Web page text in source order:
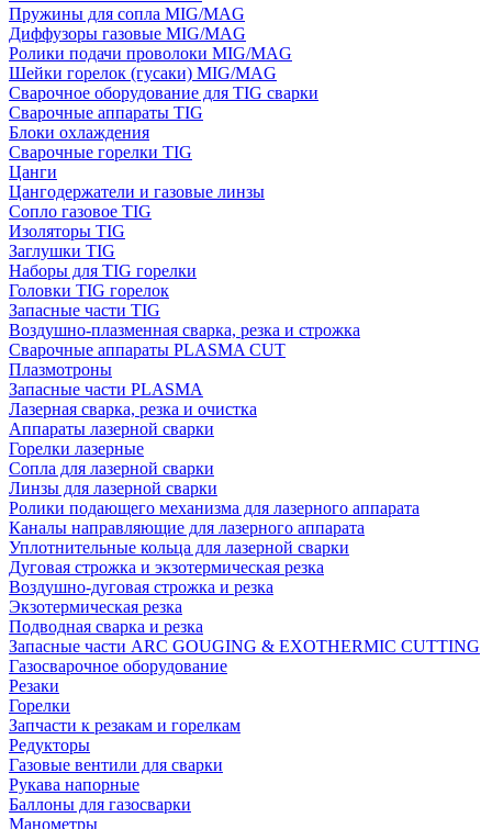
Пружины для сопла MIG/MAG
Диффузоры газовые MIG/MAG
Ролики подачи проволоки MIG/MAG
Шейки горелок (гусаки) MIG/MAG
Сварочное оборудование для TIG сварки
Сварочные аппараты TIG
Блоки охлаждения
Сварочные горелки TIG
Цанги
Цангодержатели и газовые линзы
Сопло газовое TIG
Изоляторы TIG
Заглушки TIG
Наборы для TIG горелки
Головки TIG горелок
Запасные части TIG
Воздушно-плазменная сварка, резка и строжка
Сварочные аппараты PLASMA CUT
Плазмотроны
Запасные части PLASMA
Лазерная сварка, резка и очистка
Аппараты лазерной сварки
Горелки лазерные
Сопла для лазерной сварки
Линзы для лазерной сварки
Ролики подающего механизма для лазерного аппарата
Каналы направляющие для лазерного аппарата
Уплотнительные кольца для лазерной сварки
Дуговая строжка и экзотермическая резка
Воздушно-дуговая строжка и резка
Экзотермическая резка
Подводная сварка и резка
Запасные части ARC GOUGING & EXOTHERMIC CUTTING
Газосварочное оборудование
Резаки
Горелки
Запчасти к резакам и горелкам
Редукторы
Газовые вентили для сварки
Рукава напорные
Баллоны для газосварки
Манометры